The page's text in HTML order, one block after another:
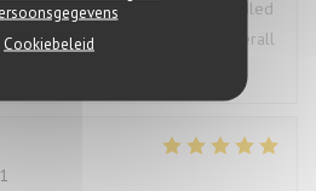
Cookiebeleid
Had the issue been handled
made for a much better overall